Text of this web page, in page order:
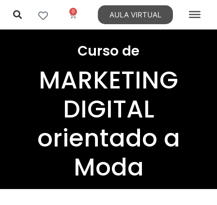
0 AULA VIRTUAL
Curso de
MARKETING
DIGITAL
orientado a
Moda